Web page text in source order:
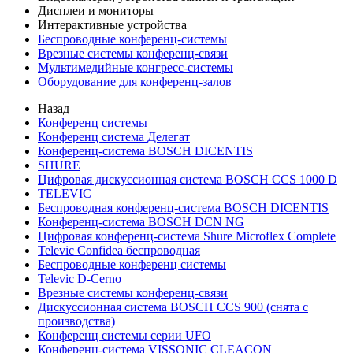
Дисплеи и мониторы
Интерактивные устройства
Беспроводные конференц-системы
Врезные системы конференц-связи
Мультимедийные конгресс-системы
Оборудование для конференц-залов
Назад
Конференц системы
Конференц система Делегат
Конференц-система BOSCH DICENTIS
SHURE
Цифровая дискуссионная система BOSCH CCS 1000 D
TELEVIC
Беспроводная конференц-система BOSCH DICENTIS
Конференц-система BOSCH DCN NG
Цифровая конференц-система Shure Microflex Complete
Televic Confidea беспроводная
Беспроводные конференц системы
Televic D-Cerno
Врезные системы конференц-связи
Дискуссионная система BOSCH CCS 900 (снята с
производства)
Конференц системы серии UFO
Конференц-система VISSONIC CLEACON